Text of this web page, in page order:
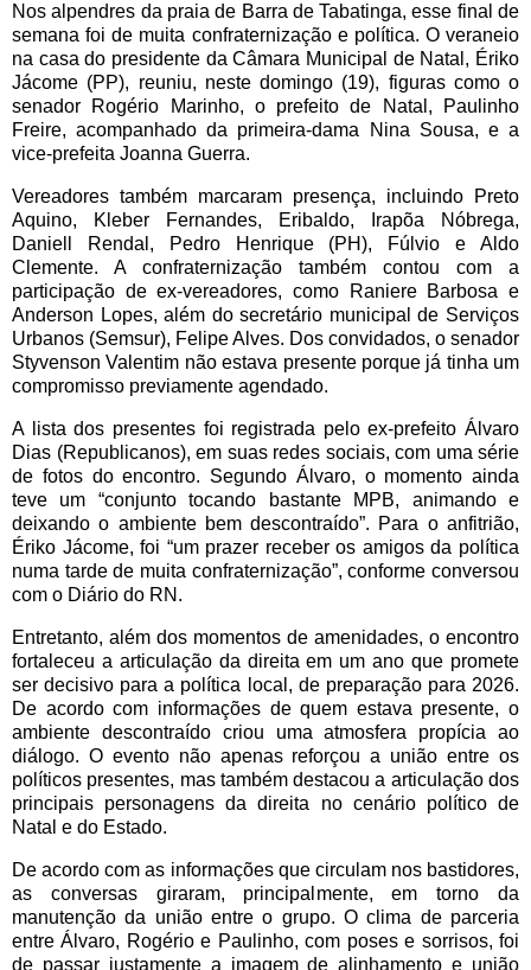
Nos alpendres da praia de Barra de Tabatinga, esse final de
semana foi de muita confraternização e política. O veraneio
na casa do presidente da Câmara Municipal de Natal, Ériko
Jácome (PP), reuniu, neste domingo (19), figuras como o
senador Rogério Marinho, o prefeito de Natal, Paulinho
Freire, acompanhado da primeira-dama Nina Sousa, e a
vice-prefeita Joanna Guerra.
Vereadores também marcaram presença, incluindo Preto
Aquino, Kleber Fernandes, Eribaldo, Irapõa Nóbrega,
Daniell Rendal, Pedro Henrique (PH), Fúlvio e Aldo
Clemente. A confraternização também contou com a
participação de ex-vereadores, como Raniere Barbosa e
Anderson Lopes, além do secretário municipal de Serviços
Urbanos (Semsur), Felipe Alves. Dos convidados, o senador
Styvenson Valentim não estava presente porque já tinha um
compromisso previamente agendado.
A lista dos presentes foi registrada pelo ex-prefeito Álvaro
Dias (Republicanos), em suas redes sociais, com uma série
de fotos do encontro. Segundo Álvaro, o momento ainda
teve um “conjunto tocando bastante MPB, animando e
deixando o ambiente bem descontraído”. Para o anfitrião,
Ériko Jácome, foi “um prazer receber os amigos da política
numa tarde de muita confraternização”, conforme conversou
com o Diário do RN.
Entretanto, além dos momentos de amenidades, o encontro
fortaleceu a articulação da direita em um ano que promete
ser decisivo para a política local, de preparação para 2026.
De acordo com informações de quem estava presente, o
ambiente descontraído criou uma atmosfera propícia ao
diálogo. O evento não apenas reforçou a união entre os
políticos presentes, mas também destacou a articulação dos
principais personagens da direita no cenário político de
Natal e do Estado.
De acordo com as informações que circulam nos bastidores,
as conversas giraram, principalmente, em torno da
manutenção da união entre o grupo. O clima de parceria
entre Álvaro, Rogério e Paulinho, com poses e sorrisos, foi
de passar justamente a imagem de alinhamento e união